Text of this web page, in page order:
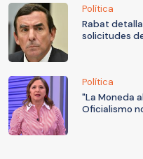
Política
Rabat
solicitudes
Política
"La Moneda
Oficialismo